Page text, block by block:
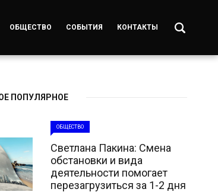
ОБЩЕСТВО СОБЫТИЯ КОНТАКТЫ
ПОПУЛЯРНОЕ
ОБЩЕСТВО
Светлана Пакина: Смена
обстановки и вида
деятельности помогает
перезагрузиться за 1-2 дня